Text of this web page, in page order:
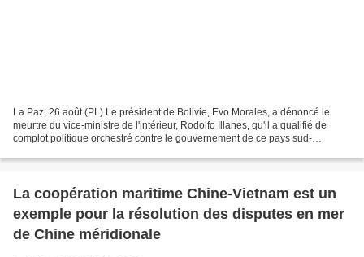
La Paz, 26 août (PL) Le président de Bolivie, Evo Morales, a dénoncé le
meurtre du vice-ministre de l'intérieur, Rodolfo Illanes, qu'il a qualifié de
complot politique orchestré contre le gouvernement de ce pays sud-
La coopération maritime Chine-Vietnam est un
exemple pour la résolution des disputes en mer
de Chine méridionale